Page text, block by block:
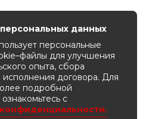
данных
персональные
для улучшения
опыта, сбора
исполнения договора. Для
подробной
с